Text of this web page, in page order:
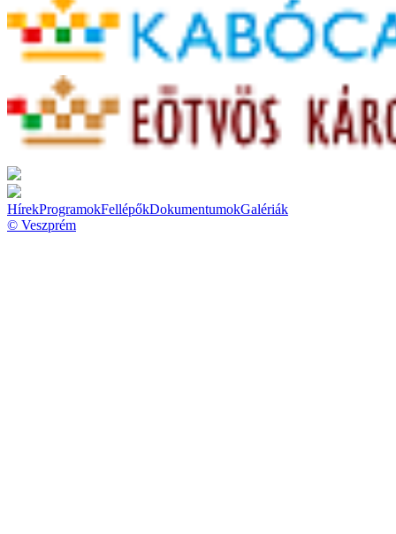
HírekProgramokFellépőkDokumentumokGalériák
© Veszprém